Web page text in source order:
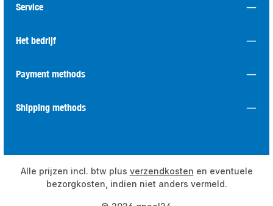
Service
Het bedrijf
Payment methods
Shipping methods
Alle prijzen incl. btw plus verzendkosten en eventuele
bezorgkosten, indien niet anders vermeld.